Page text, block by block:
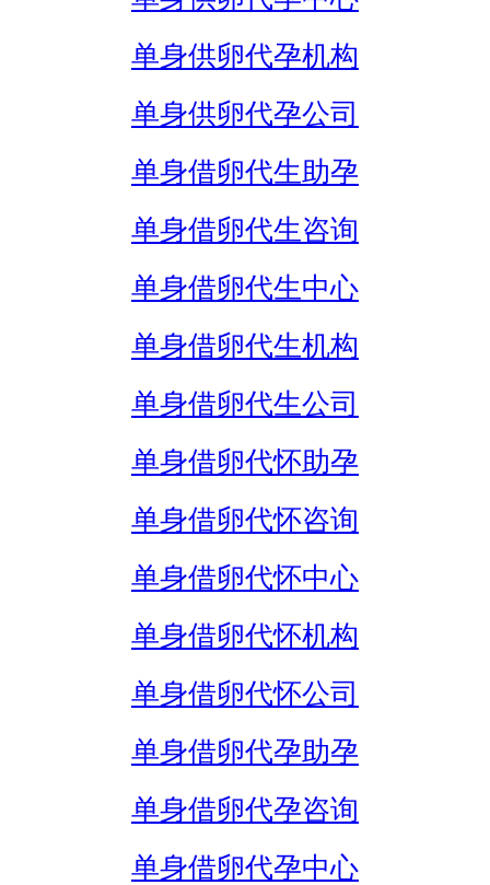
单身供卵代孕机构
单身供卵代孕公司
单身借卵代生助孕
单身借卵代生咨询
单身借卵代生中心
单身借卵代生机构
单身借卵代生公司
单身借卵代怀助孕
单身借卵代怀咨询
单身借卵代怀中心
单身借卵代怀机构
单身借卵代怀公司
单身借卵代孕助孕
单身借卵代孕咨询
单身借卵代孕中心